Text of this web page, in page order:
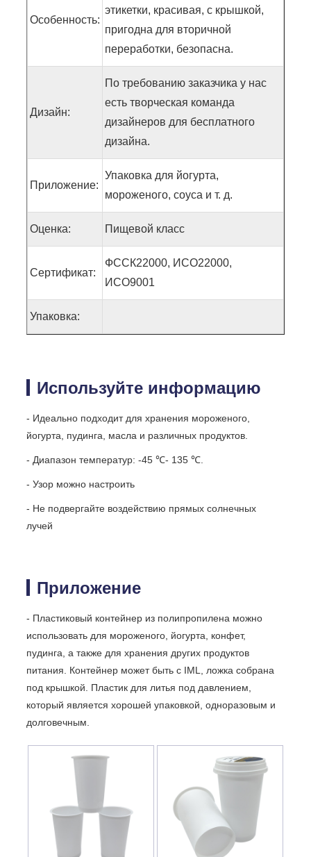
Особенность:
этикетки, красивая, с крышкой,
пригодна для вторичной
переработки, безопасна.
Дизайн:
По требованию заказчика у нас
есть творческая команда
дизайнеров для бесплатного
дизайна.
Приложение:
Упаковка для йогурта,
мороженого, соуса и т. д.
Оценка: Пищевой класс
Сертификат:
ФССК22000, ИСО22000,
ИСО9001
Упаковка:
Используйте информацию
- Идеально подходит для хранения мороженого,
йогурта, пудинга, масла и различных продуктов.
- Диапазон температур: -45 ℃- 135 ℃.
- Узор можно настроить
- Не подвергайте воздействию прямых солнечных
лучей
Приложение
- Пластиковый контейнер из полипропилена можно
использовать для мороженого, йогурта, конфет,
пудинга, а также для хранения других продуктов
питания. Контейнер может быть с IML, ложка собрана
под крышкой. Пластик для литья под давлением,
который является хорошей упаковкой, одноразовым и
долговечным.